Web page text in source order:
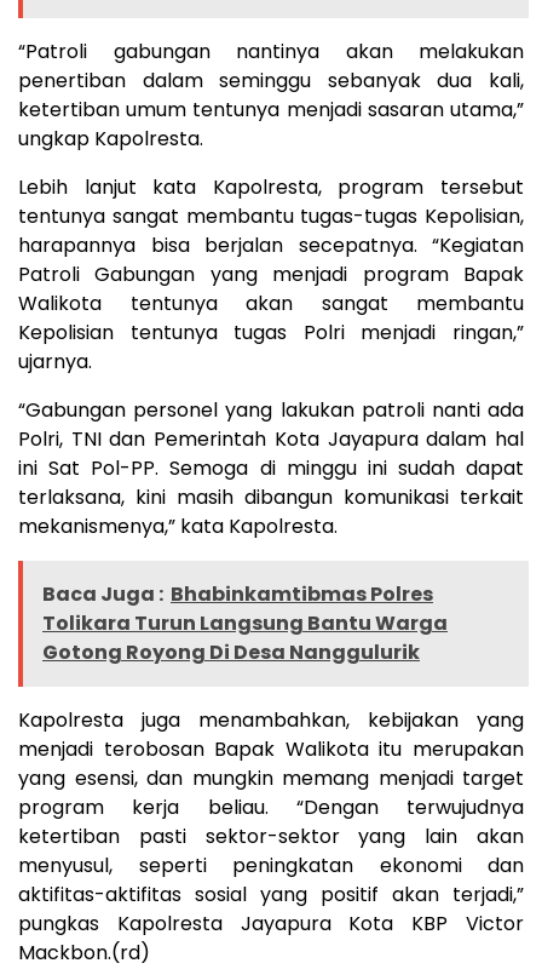
“Patroli gabungan nantinya akan melakukan
penertiban dalam seminggu sebanyak dua kali,
ketertiban umum tentunya menjadi sasaran utama,”
ungkap Kapolresta.
Lebih lanjut kata Kapolresta, program tersebut
tentunya sangat membantu tugas-tugas Kepolisian,
harapannya bisa berjalan secepatnya. “Kegiatan
Patroli Gabungan yang menjadi program Bapak
Walikota tentunya akan sangat membantu
Kepolisian tentunya tugas Polri menjadi ringan,”
ujarnya.
“Gabungan personel yang lakukan patroli nanti ada
Polri, TNI dan Pemerintah Kota Jayapura dalam hal
ini Sat Pol-PP. Semoga di minggu ini sudah dapat
terlaksana, kini masih dibangun komunikasi terkait
mekanismenya,” kata Kapolresta.
Baca Juga : Bhabinkamtibmas Polres
Tolikara Turun Langsung Bantu Warga
Gotong Royong Di Desa Nanggulurik
Kapolresta juga menambahkan, kebijakan yang
menjadi terobosan Bapak Walikota itu merupakan
yang esensi, dan mungkin memang menjadi target
program kerja beliau. “Dengan terwujudnya
ketertiban pasti sektor-sektor yang lain akan
menyusul, seperti peningkatan ekonomi dan
aktifitas-aktifitas sosial yang positif akan terjadi,”
pungkas Kapolresta Jayapura Kota KBP Victor
Mackbon.(rd)